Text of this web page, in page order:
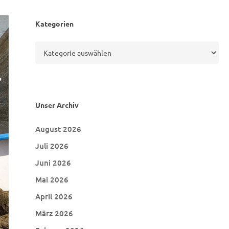
Kategorien
Unser Archiv
August 2026
Juli 2026
Juni 2026
Mai 2026
April 2026
März 2026